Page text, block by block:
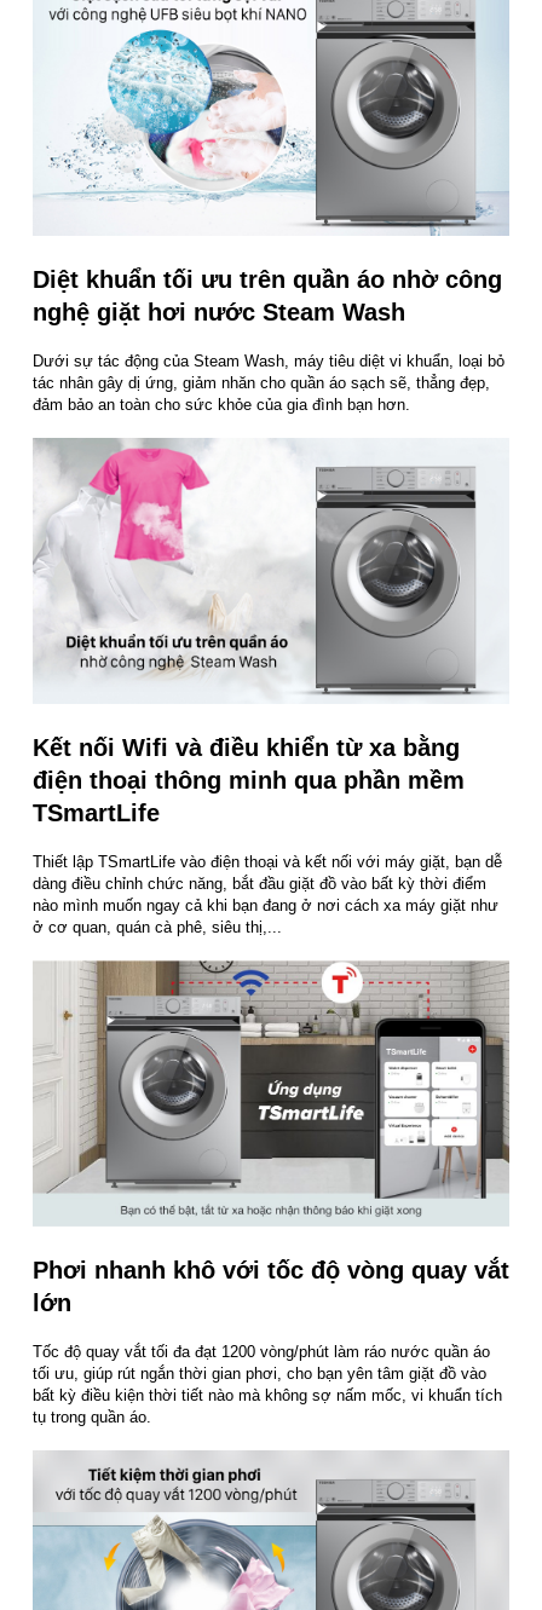
Diệt khuẩn tối ưu trên quần áo nhờ công
nghệ giặt hơi nước Steam Wash
Dưới sự tác động của Steam Wash, máy tiêu diệt vi khuẩn, loại bỏ
tác nhân gây dị ứng, giảm nhăn cho quần áo sạch sẽ, thẳng đẹp,
đảm bảo an toàn cho sức khỏe của gia đình bạn hơn.
Kết nối Wifi và điều khiển từ xa bằng
điện thoại thông minh qua phần mềm
TSmartLife
Thiết lập TSmartLife vào điện thoại và kết nối với máy giặt, bạn dễ
dàng điều chỉnh chức năng, bắt đầu giặt đồ vào bất kỳ thời điểm
nào mình muốn ngay cả khi bạn đang ở nơi cách xa máy giặt như
ở cơ quan, quán cà phê, siêu thị,...
Phơi nhanh khô với tốc độ vòng quay vắt
lớn
Tốc độ quay vắt tối đa đạt 1200 vòng/phút làm ráo nước quần áo
tối ưu, giúp rút ngắn thời gian phơi, cho bạn yên tâm giặt đồ vào
bất kỳ điều kiện thời tiết nào mà không sợ nấm mốc, vi khuẩn tích
tụ trong quần áo.